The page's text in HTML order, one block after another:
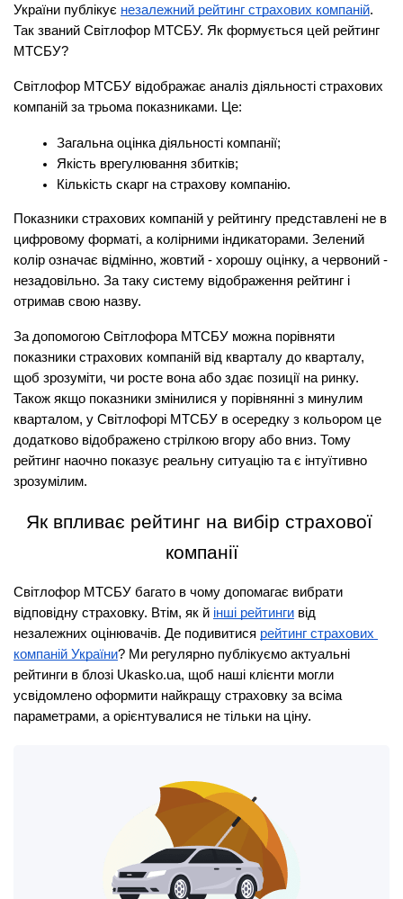
України публікує незалежний рейтинг страхових компаній.
Так званий Світлофор МТСБУ. Як формується цей рейтинг
МТСБУ?
Світлофор МТСБУ відображає аналіз діяльності страхових
компаній за трьома показниками. Це:
Загальна оцінка діяльності компанії;
Якість врегулювання збитків;
Кількість скарг на страхову компанію.
Показники страхових компаній у рейтингу представлені не в
цифровому форматі, а колірними індикаторами. Зелений
колір означає відмінно, жовтий - хорошу оцінку, а червоний -
незадовільно. За таку систему відображення рейтинг і
отримав свою назву.
За допомогою Світлофора МТСБУ можна порівняти
показники страхових компаній від кварталу до кварталу,
щоб зрозуміти, чи росте вона або здає позиції на ринку.
Також якщо показники змінилися у порівнянні з минулим
кварталом, у Світлофорі МТСБУ в осередку з кольором це
додатково відображено стрілкою вгору або вниз. Тому
рейтинг наочно показує реальну ситуацію та є інтуїтивно
зрозумілим.
Як впливає рейтинг на вибір страхової
компанії
Світлофор МТСБУ багато в чому допомагає вибрати
відповідну страховку. Втім, як й інші рейтинги від
незалежних оцінювачів. Де подивитися рейтинг страхових
компаній України? Ми регулярно публікуємо актуальні
рейтинги в блозі Ukasko.ua, щоб наші клієнти могли
усвідомлено оформити найкращу страховку за всіма
параметрами, а орієнтувалися не тільки на ціну.